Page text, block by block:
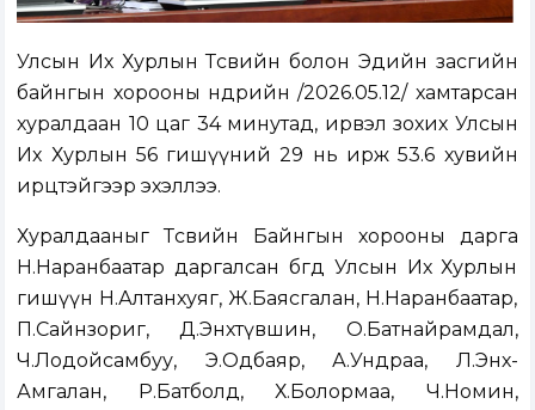
Улсын Их Хурлын Төсвийн болон Эдийн засгийн
байнгын хорооны өнөөдрийн /2026.05.12/ хамтарсан
хуралдаан 10 цаг 34 минутад, ирвэл зохих Улсын
Их Хурлын 56 гишүүний 29 нь ирж 53.6 хувийн
ирцтэйгээр эхэллээ.
Хуралдааныг Төсвийн Байнгын хорооны дарга
Н.Наранбаатар даргалсан бөгөөд Улсын Их Хурлын
гишүүн Н.Алтанхуяг, Ж.Баясгалан, Н.Наранбаатар,
П.Сайнзориг, Д.Энхтүвшин, О.Батнайрамдал,
Ч.Лодойсамбуу, Э.Одбаяр, А.Ундраа, Л.Энх-
Амгалан, Р.Батболд, Х.Болормаа, Ч.Номин,